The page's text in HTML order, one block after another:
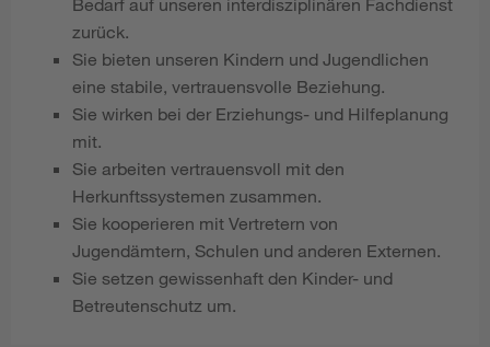
zurück.
Sie bieten unseren Kindern und Jugendlichen
eine stabile, vertrauensvolle Beziehung.
Sie wirken bei der Erziehungs- und Hilfeplanung
mit.
Sie arbeiten vertrauensvoll mit den
Herkunftssystemen zusammen.
Sie kooperieren mit Vertretern von
Jugendämtern, Schulen und anderen Externen.
Sie setzen gewissenhaft den Kinder- und
Betreutenschutz um.